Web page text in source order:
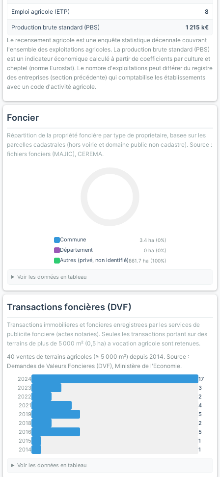
Emploi agricole (ETP) 8
Production brute standard (PBS)
1 215 k€
Le recensement agricole est une enquête statistique décennale couvrant
l'ensemble des exploitations agricoles. La production brute standard (PBS)
est un indicateur économique calculé à partir de coefficients par culture et
cheptel (norme Eurostat). Le nombre d'exploitations peut différer du registre
des entreprises (section précédente) qui comptabilise les établissements
avec un code d'activité agricole.
Foncier
Répartition de la propriété foncière par type de proprietaire, basee sur les
parcelles cadastrales (hors voirie et domaine public non cadastre). Source :
fichiers fonciers (MAJIC), CEREMA.
Commune 3.4 ha (0%)
Département 0 ha (0%)
Autres (privé, non identifié)861.7 ha (100%)
Voir les données en tableau
Transactions foncières (DVF)
Transactions immobilieres et foncieres enregistrees par les services de
publicite fonciere (actes notaries). Seules les transactions portant sur des
terrains de plus de 5 000 m² (0,5 ha) a vocation agricole sont retenues.
40 ventes de terrains agricoles (≥ 5 000 m²) depuis 2014. Source :
Demandes de Valeurs Foncieres (DVF), Ministère de l'Economie.
2024
17
2023
3
2022
2
2021
4
2019
5
2018
2
2016
5
2015
1
2014
1
Voir les données en tableau